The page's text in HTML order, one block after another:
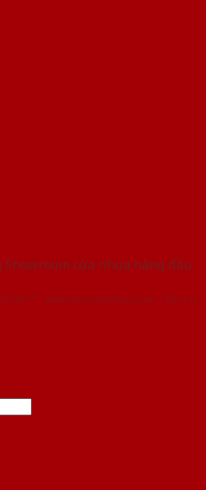
Showroom cửa nhựa hàng đầu
- www.bancuanhua.com | Đơn vị